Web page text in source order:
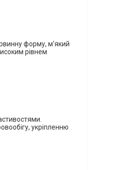
форму, м'який
рівнем
укріпленню